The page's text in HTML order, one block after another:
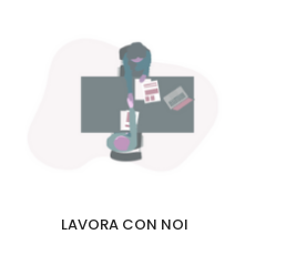
LAVORA CON NOI